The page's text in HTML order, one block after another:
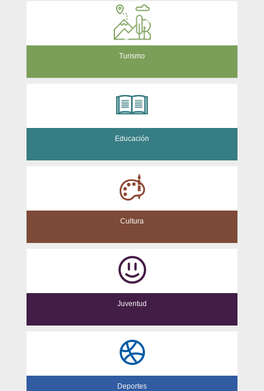
Turismo
Educación
Cultura
Juventud
Deportes